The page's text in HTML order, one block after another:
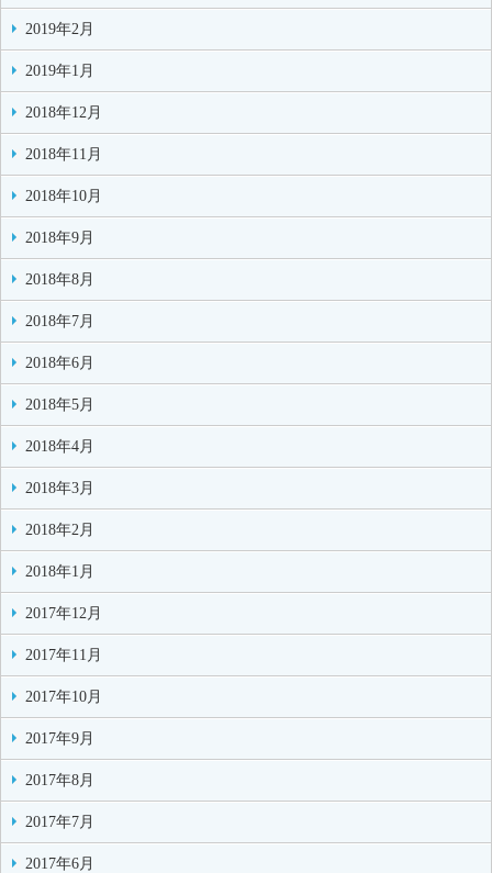
2019年2月
2019年1月
2018年12月
2018年11月
2018年10月
2018年9月
2018年8月
2018年7月
2018年6月
2018年5月
2018年4月
2018年3月
2018年2月
2018年1月
2017年12月
2017年11月
2017年10月
2017年9月
2017年8月
2017年7月
2017年6月